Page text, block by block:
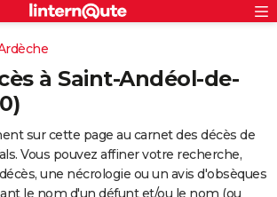
ville
à Saint-Andéol-de-
sur cette page au carnet des décès de
Vous pouvez affiner votre recherche,
une nécrologie ou un avis d'obsèques
le nom d'un défunt et/ou le nom (ou